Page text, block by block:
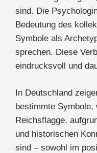
sind. Die
Bedeutung des
Symbole als
sprechen. Diese
eindrucksvoll und
In Deutschland
bestimmte
Reichsflagge,
und historischen
sind – sowohl im